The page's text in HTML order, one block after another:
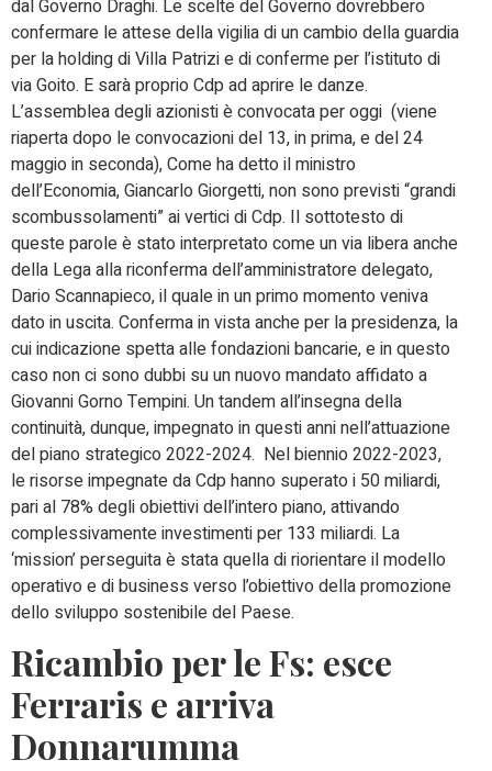
dal Governo Draghi. Le scelte del Governo dovrebbero
confermare le attese della vigilia di un cambio della guardia
per la holding di Villa Patrizi e di conferme per l’istituto di
via Goito. E sarà proprio Cdp ad aprire le danze.
L’assemblea degli azionisti è convocata per oggi (viene
riaperta dopo le convocazioni del 13, in prima, e del 24
maggio in seconda), Come ha detto il ministro
dell’Economia, Giancarlo Giorgetti, non sono previsti “grandi
scombussolamenti” ai vertici di Cdp. Il sottotesto di
queste parole è stato interpretato come un via libera anche
della Lega alla riconferma dell’amministratore delegato,
Dario Scannapieco, il quale in un primo momento veniva
dato in uscita. Conferma in vista anche per la presidenza, la
cui indicazione spetta alle fondazioni bancarie, e in questo
caso non ci sono dubbi su un nuovo mandato affidato a
Giovanni Gorno Tempini. Un tandem all’insegna della
continuità, dunque, impegnato in questi anni nell’attuazione
del piano strategico 2022-2024. Nel biennio 2022-2023,
le risorse impegnate da Cdp hanno superato i 50 miliardi,
pari al 78% degli obiettivi dell’intero piano, attivando
complessivamente investimenti per 133 miliardi. La
‘mission’ perseguita è stata quella di riorientare il modello
operativo e di business verso l’obiettivo della promozione
dello sviluppo sostenibile del Paese.
Ricambio per le Fs: esce
Ferraris e arriva
Donnarumma